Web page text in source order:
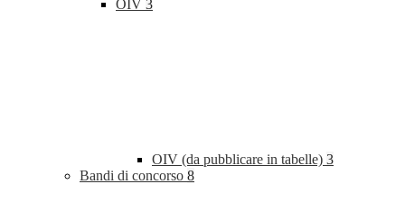
OIV 3
OIV (da pubblicare in tabelle) 3
Bandi di concorso 8